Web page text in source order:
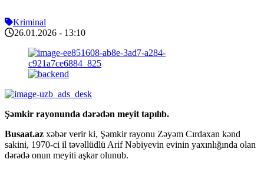
Kriminal
26.01.2026 - 13:10
Şəmkir rayonunda dərədən meyit tapılıb.
Busaat.az xəbər verir ki, Şəmkir rayonu Zəyəm Cırdaxan kənd
sakini, 1970-ci il təvəllüdlü Arif Nəbiyevin evinin yaxınlığında olan
dərədə onun meyiti aşkar olunub.